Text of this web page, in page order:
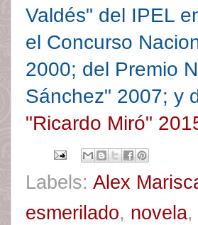
Valdés" del IPEL
el Concurso
2000; del Premio
Sánchez" 2007; y
"Ricardo Miró"
Labels: Alex
esmerilado, novela,